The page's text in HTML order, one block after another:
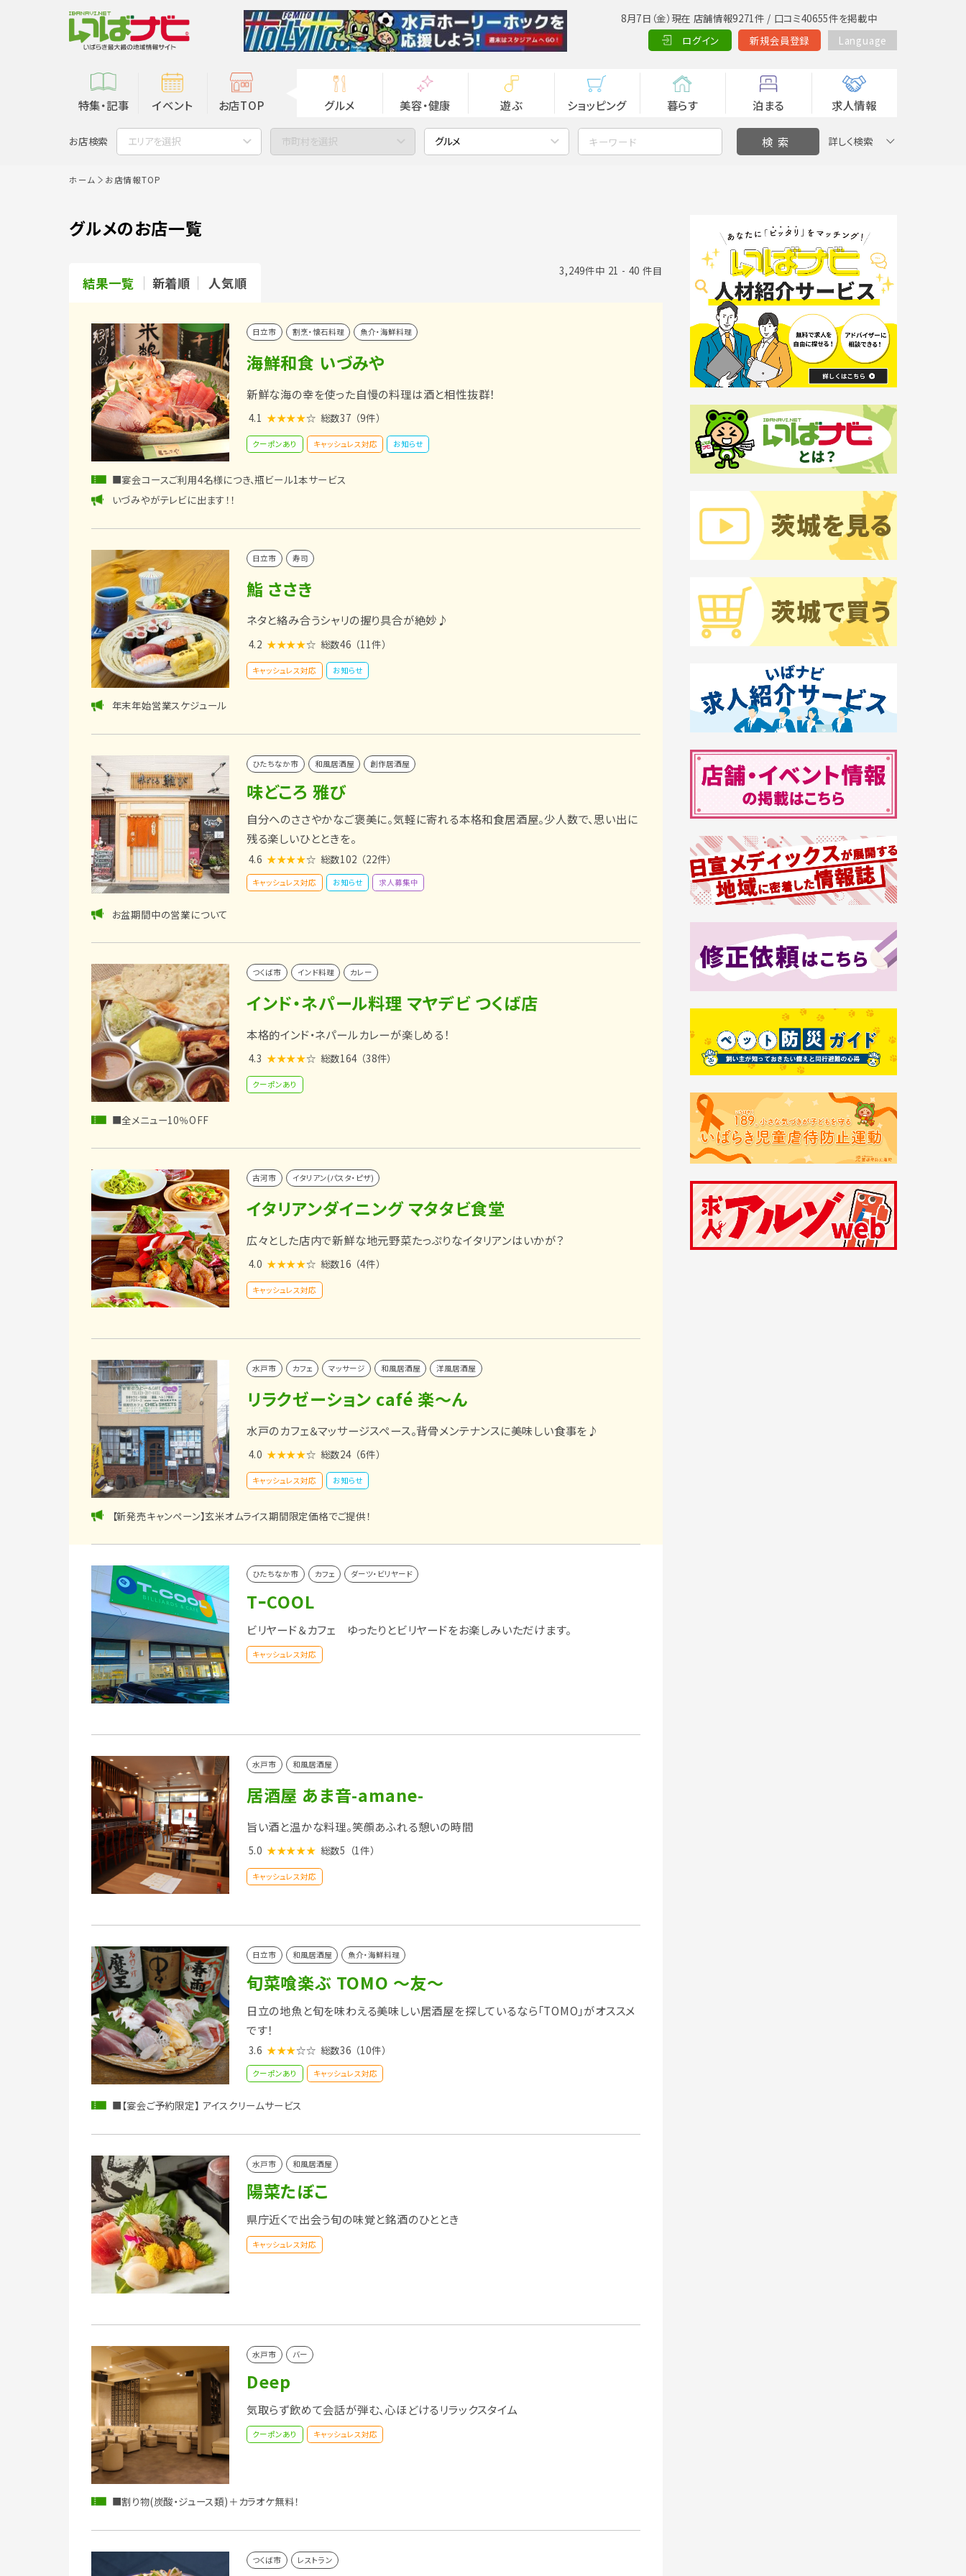
8月7日（金）現在 店舗情報9271件 / 口コミ40655件を掲載中
ログイン
新規会員登録 Language
特集・記事 イベント お店TOP グルメ 美容・健康 遊ぶ ショッピング 暮らす 泊まる 求人情報
お店検索 エリアを選択 市町村を選択 グルメ 詳しく検索
ホーム お店情報TOP
グルメのお店一覧
結果一覧 新着順 人気順
3,249件中 21 - 40 件目
日立市 割烹・懐石料理 魚介・海鮮料理
海鮮和食 いづみや
新鮮な海の幸を使った自慢の料理は酒と相性抜群！
4.1 ★★★★☆ 総数37 （9件）
クーポンあり キャッシュレス対応 お知らせ
■宴会コースご利用4名様につき、瓶ビール1本サービス
いづみやがテレビに出ます！！
日立市 寿司
鮨 ささき
ネタと絡み合うシャリの握り具合が絶妙♪
4.2 ★★★★☆ 総数46 （11件）
キャッシュレス対応 お知らせ
年末年始営業スケジュール
ひたちなか市 和風居酒屋 創作居酒屋
味どころ 雅び
自分へのささやかなご褒美に。気軽に寄れる本格和食居酒屋。少人数で、思い出に
残る楽しいひとときを。
4.6 ★★★★☆ 総数102 （22件）
キャッシュレス対応 お知らせ 求人募集中
お盆期間中の営業について
つくば市 インド料理 カレー
インド・ネパール料理 マヤデビ つくば店
本格的インド・ネパールカレーが楽しめる！
4.3 ★★★★☆ 総数164 （38件）
クーポンあり
■全メニュー10％OFF
古河市 イタリアン(パスタ・ピザ)
イタリアンダイニング マタタビ食堂
広々とした店内で新鮮な地元野菜たっぷりなイタリアンはいかが？
4.0 ★★★★☆ 総数16 （4件）
キャッシュレス対応
水戸市 カフェ マッサージ 和風居酒屋 洋風居酒屋
リラクゼーション café 楽～ん
水戸のカフェ＆マッサージスペース。背骨メンテナンスに美味しい食事を♪
4.0 ★★★★☆ 総数24 （6件）
キャッシュレス対応 お知らせ
【新発売キャンペーン】玄米オムライス期間限定価格でご提供！
ひたちなか市 カフェ ダーツ・ビリヤード
TｰCOOL
ビリヤード＆カフェ ゆったりとビリヤードをお楽しみいただけます。
キャッシュレス対応
水戸市 和風居酒屋
居酒屋 あま音-amane-
旨い酒と温かな料理。笑顔あふれる憩いの時間
5.0 ★★★★★ 総数5 （1件）
キャッシュレス対応
日立市 和風居酒屋 魚介・海鮮料理
旬菜喰楽ぶ TOMO ～友～
日立の地魚と旬を味わえる美味しい居酒屋を探しているなら「TOMO」がオススメ
です！
3.6 ★★★☆☆ 総数36 （10件）
クーポンあり キャッシュレス対応
■【宴会ご予約限定】 アイスクリームサービス
水戸市 和風居酒屋
陽菜たぼこ
県庁近くで出会う旬の味覚と銘酒のひととき
キャッシュレス対応
水戸市 バー
Deep
気取らず飲めて会話が弾む、心ほどけるリラックスタイム
クーポンあり キャッシュレス対応
■割り物(炭酸・ジュース類)＋カラオケ無料！
つくば市 レストラン